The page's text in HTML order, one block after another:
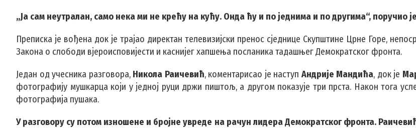
„Ја сам неутралан, само нека ми не крећу на кућу. Онда ћу и по једнима и по другима“, поручио
Преписка је вођена док је трајао директан телевизијски пренос сједнице Скупштине Црне Горе,
Закона о слободи вјероисповијести и каснијег хапшења посланика тадашњег Демократског фронта.
Један од учесника разговора,Никола Раичевић, коментарисао је наступ Андрије Мандића, док је
фотографију мушкарца који у једној руци држи пиштољ, а другом показује три прста. Након тога
фотографија пушака.
У разговору су потом изношене и бројне увреде на рачун лидера Демократског фронта.